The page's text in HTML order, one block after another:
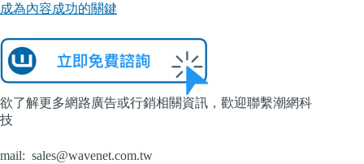
成為內容成功的關鍵
欲了解更多網路廣告或行銷相關資訊，歡迎聯繫潮網科
技
mail: sales@wavenet.com.tw